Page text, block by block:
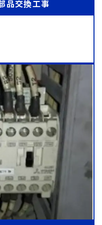
品交換工事